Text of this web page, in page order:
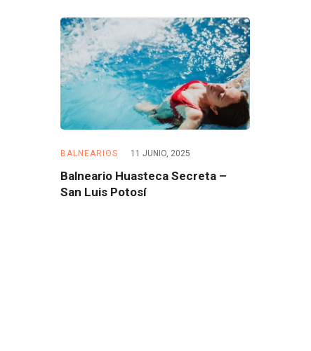
BALNEARIOS 11 JUNIO, 2025
Balneario Huasteca Secreta –
San Luis Potosí